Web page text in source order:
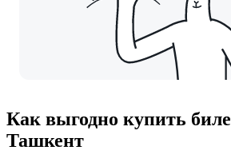
Как выгодно купить
Ташкент